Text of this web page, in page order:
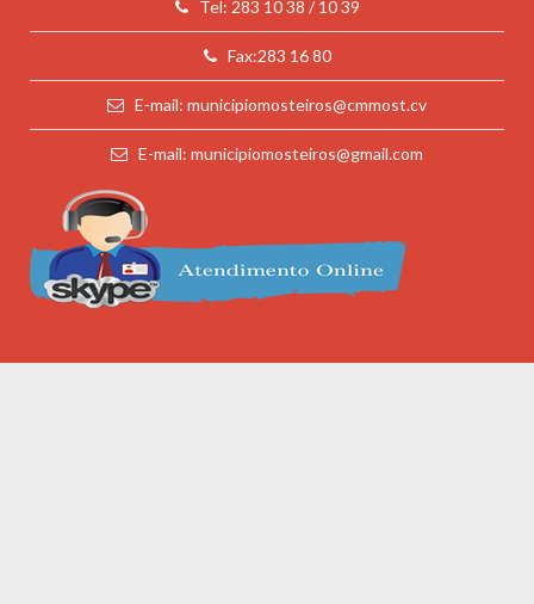
Tel: 283 10 38 / 10 39
Fax:283 16 80
E-mail: municipiomosteiros@cmmost.cv
E-mail: municipiomosteiros@gmail.com